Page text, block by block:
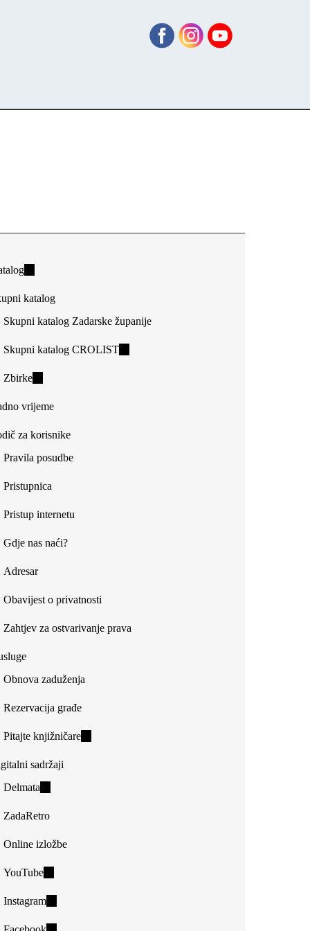
(link
external)
katalog
Skupni katalog Zadarske županije
Skupni katalog CROLIST(link
Zbirke(link
external)
vrijeme
za korisnike
Pravila posudbe
Pristupnica
Pristup internetu
Gdje nas naći?
Adresar
Obavijest o privatnosti
Zahtjev za ostvarivanje prava
Obnova zaduženja
Rezervacija građe
Pitajte knjižničare(link
sadržaji
Delmata
external)
ZadaRetro
Online izložbe
YouTube(link
external)
Instagram(link